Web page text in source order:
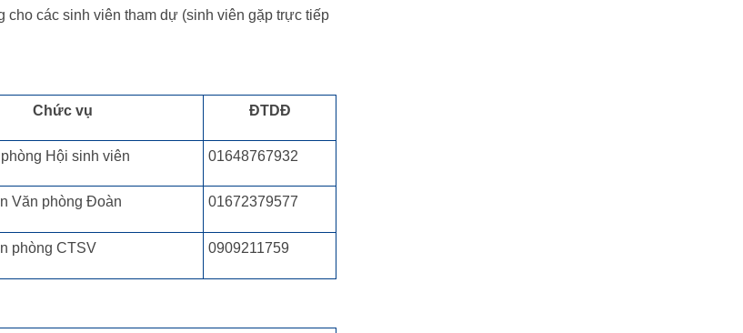
các sinh viên tham dự (sinh viên gặp trực tiếp
Chức vụ ĐTDĐ
Hội sinh viên 01648767932
Văn phòng Đoàn 01672379577
phòng CTSV 0909211759